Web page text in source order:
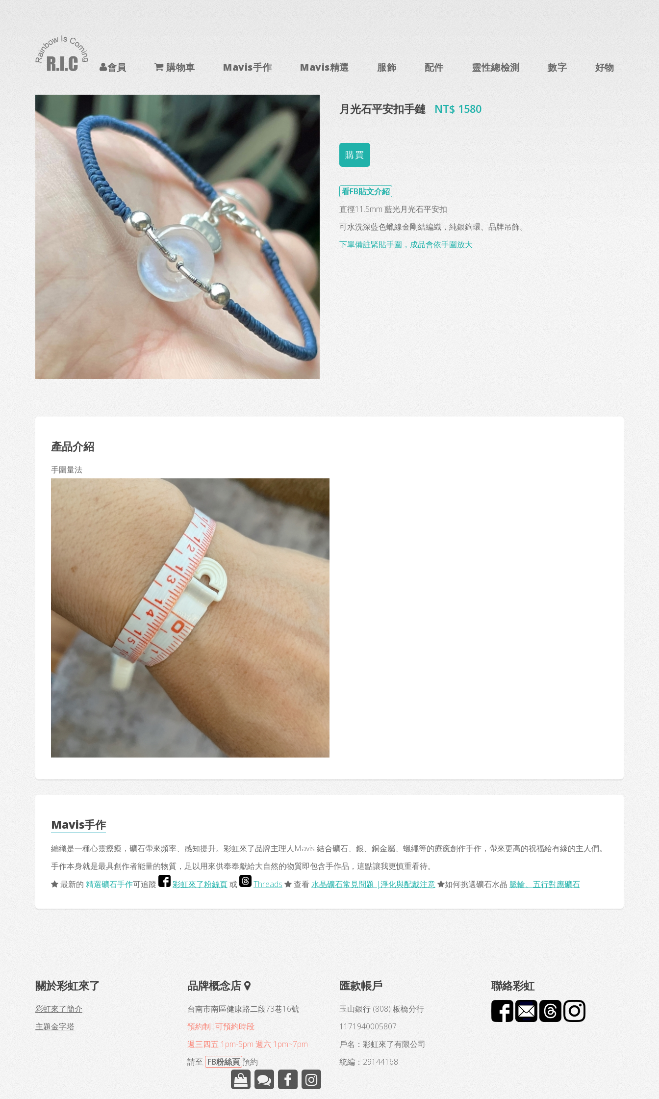
會員 購物車 Mavis手作 Mavis精選 服飾 配件 靈性總檢測 數字 好物
月光石平安扣手鏈 NT$ 1580
看FB貼文介紹
直徑11.5mm 藍光月光石平安扣
可水洗深藍色蠟線金剛結編織，純銀鉤環、品牌吊飾。
下單備註緊貼手圍，成品會依手圍放大
產品介紹
手圍量法
Mavis手作
編織是一種心靈療癒，礦石帶來頻率、感知提升。彩虹來了品牌主理人Mavis 結合礦石、銀、銅金屬、蠟繩等的療癒創作手作，帶來更高的祝福給有緣的主人們。
手作本身就是最具創作者能量的物質，足以用來供奉奉獻給大自然的物質即包含手作品，這點讓我更慎重看待。
最新的 精選礦石手作可追蹤 彩虹來了粉絲頁或 Threads 查看水晶礦石常見問題 |淨化與配戴注意 如何挑選礦石水晶 脈輪、五行對應礦石
關於彩虹來了
彩虹來了簡介
主題金字塔
品牌概念店
台南市南區健康路二段73巷16號
預約制|可預約時段
週三四五 1pm-5pm 週六 1pm~7pm
請至 FB粉絲頁 預約
匯款帳戶
玉山銀行 (808) 板橋分行
1171940005807
戶名：彩虹來了有限公司
統編：29144168
聯絡彩虹